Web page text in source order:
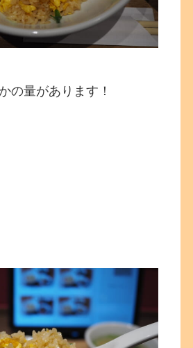
の量があります！